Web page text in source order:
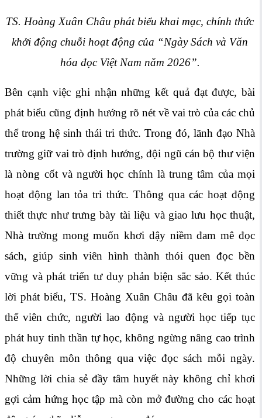
TS. Hoàng Xuân Châu phát biểu khai mạc, chính thức
khởi động chuỗi hoạt động của “Ngày Sách và Văn
hóa đọc Việt Nam năm 2026”.
Bên cạnh việc ghi nhận những kết quả đạt được, bài
phát biểu cũng định hướng rõ nét về vai trò của các chủ
thể trong hệ sinh thái tri thức. Trong đó, lãnh đạo Nhà
trường giữ vai trò định hướng, đội ngũ cán bộ thư viện
là nòng cốt và người học chính là trung tâm của mọi
hoạt động lan tỏa tri thức. Thông qua các hoạt động
thiết thực như trưng bày tài liệu và giao lưu học thuật,
Nhà trường mong muốn khơi dậy niềm đam mê đọc
sách, giúp sinh viên hình thành thói quen đọc bền
vững và phát triển tư duy phản biện sắc sảo. Kết thúc
lời phát biểu, TS. Hoàng Xuân Châu đã kêu gọi toàn
thể viên chức, người lao động và người học tiếp tục
phát huy tinh thần tự học, không ngừng nâng cao trình
độ chuyên môn thông qua việc đọc sách mỗi ngày.
Những lời chia sẻ đầy tâm huyết này không chỉ khơi
gợi cảm hứng học tập mà còn mở đường cho các hoạt